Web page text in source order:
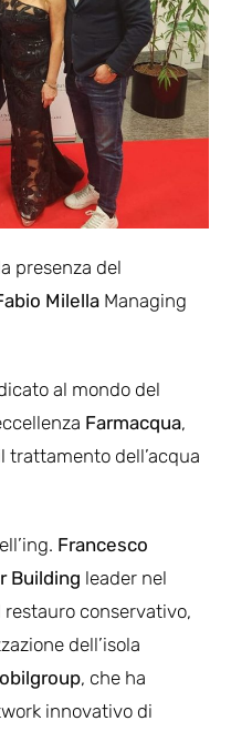
presenza del
Milella Managing
al mondo del
Farmacqua,
trattamento dell’acqua
Francesco
Building leader nel
conservativo,
dell’isola
, che ha
innovativo di